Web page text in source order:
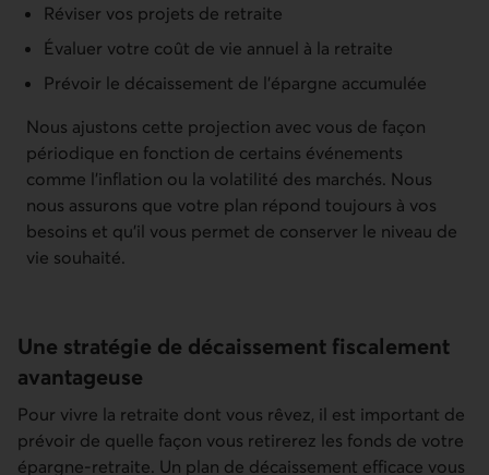
Réviser vos projets de retraite
Évaluer votre coût de vie annuel à la retraite
Prévoir le décaissement de l’épargne accumulée
Nous ajustons cette projection avec vous de façon
périodique en fonction de certains événements
comme l’inflation ou la volatilité des marchés. Nous
nous assurons que votre plan répond toujours à vos
besoins et qu’il vous permet de conserver le niveau de
vie souhaité.
Une stratégie de décaissement fiscalement
avantageuse
Pour vivre la retraite dont vous rêvez, il est important de
prévoir de quelle façon vous retirerez les fonds de votre
épargne-retraite. Un plan de décaissement efficace vous